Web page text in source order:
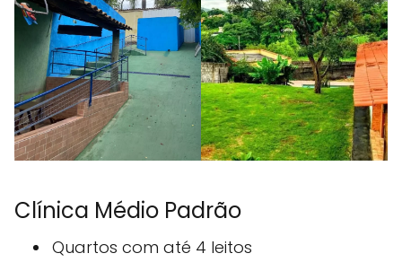
Clínica Médio Padrão
Quartos com até 4 leitos